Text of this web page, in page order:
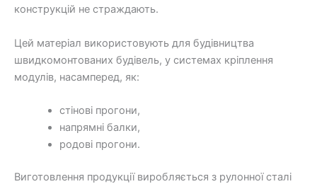
конструкцій не страждають.
Цей матеріал використовують для будівництва
швидкомонтованих будівель, у системах кріплення
модулів, насамперед, як:
стінові прогони,
напрямні балки,
родові прогони.
Виготовлення продукції виробляється з рулонної сталі